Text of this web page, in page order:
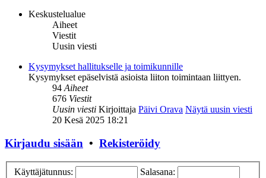
Keskustelualue
Aiheet
Viestit
Uusin viesti
Kysymykset hallitukselle ja toimikunnille
Kysymykset epäselvistä asioista liiton toimintaan liittyen.
94Aiheet
676 Viestit
Uusin viesti Kirjoittaja Päivi Orava Näytä uusin viesti
20 Kesä 2025 18:21
Kirjaudu sisään • Rekisteröidy
Käyttäjätunnus: Salasana: